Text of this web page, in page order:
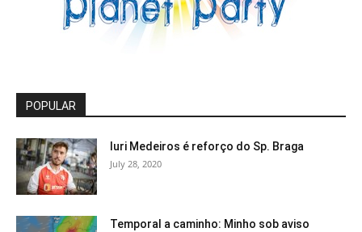
POPULAR
Iuri Medeiros é reforço do Sp. Braga
July 28, 2020
Temporal a caminho: Minho sob aviso